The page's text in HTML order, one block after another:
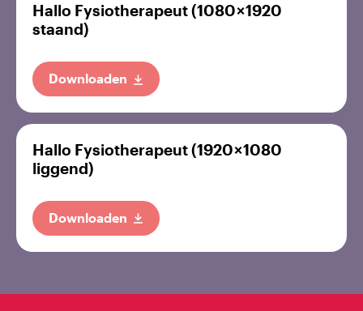
Hallo Fysiotherapeut (1080 × 1920
staand)
Downloaden
Hallo Fysiotherapeut (1920 × 1080
liggend)
Downloaden